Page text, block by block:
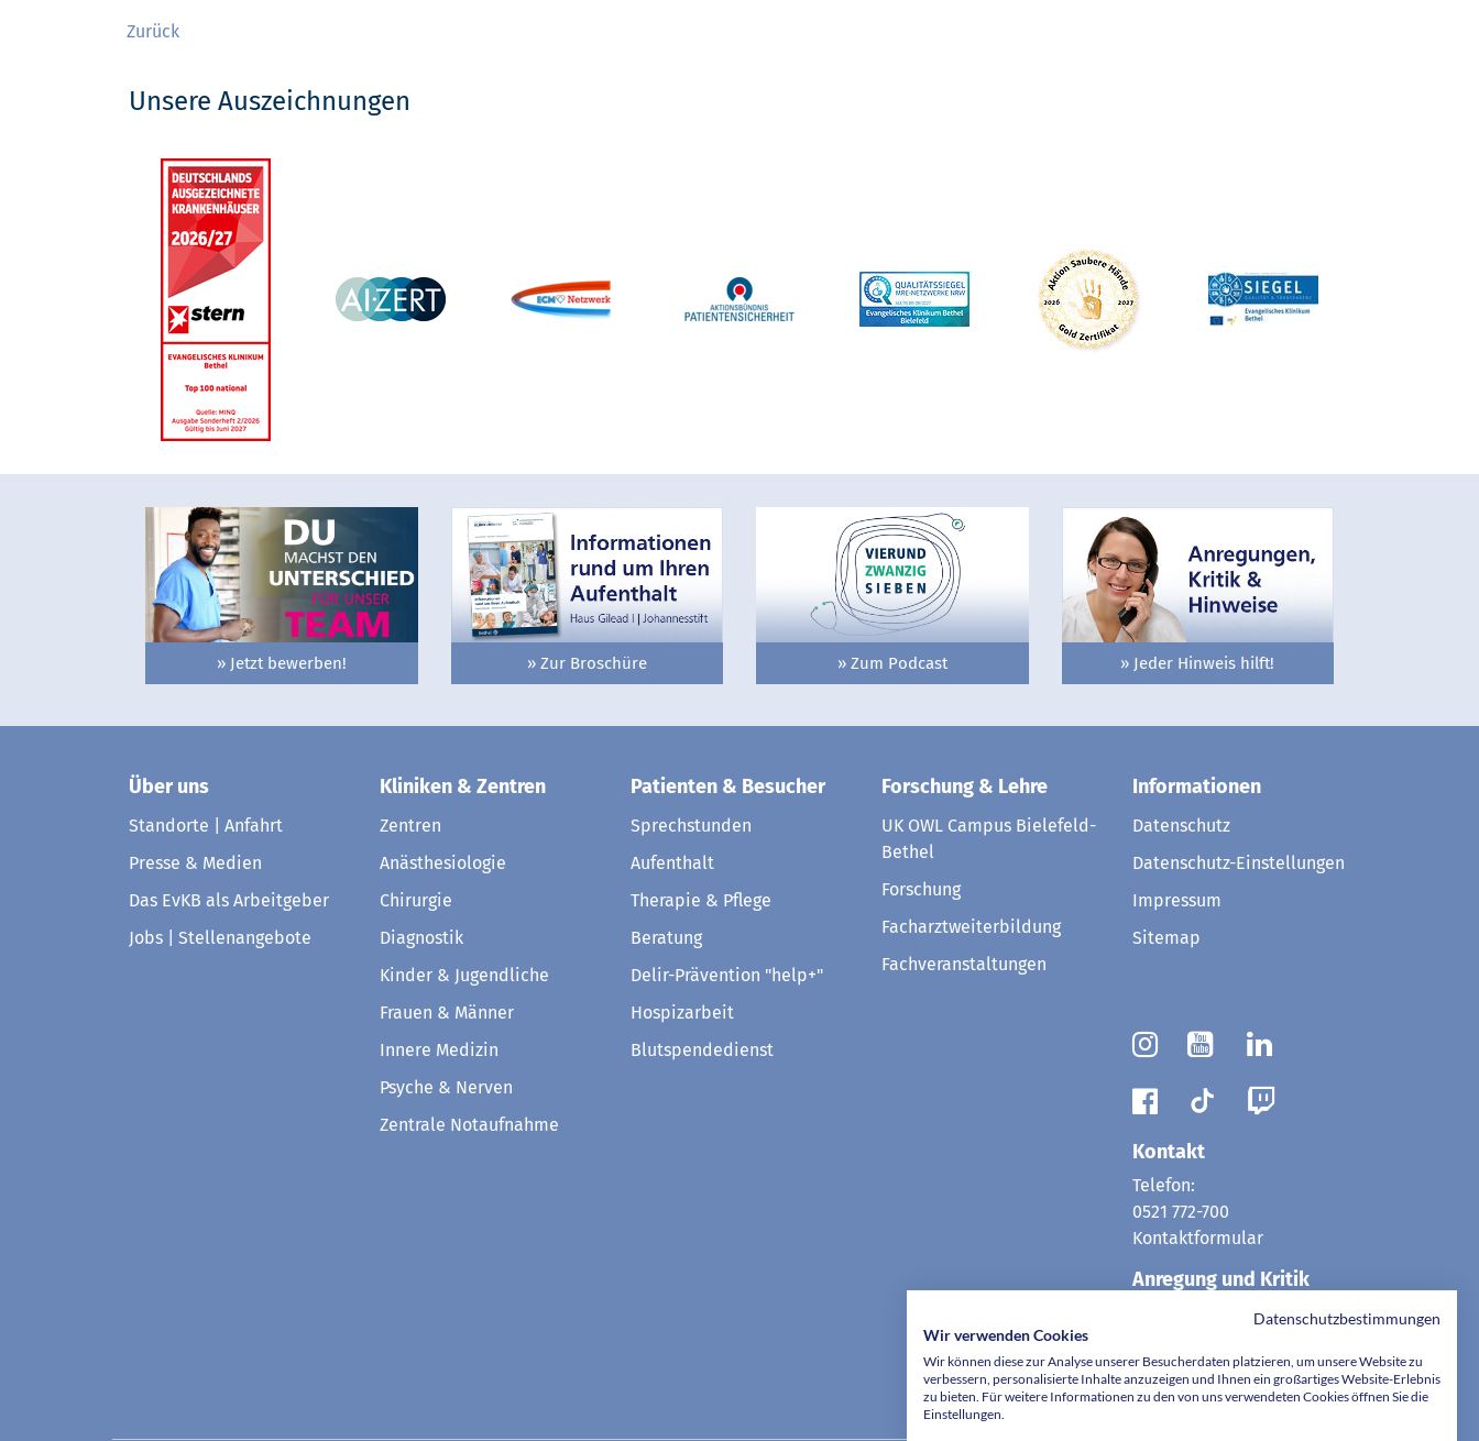
Zurück
Unsere Auszeichnungen
» Jetzt bewerben! » Zur Broschüre » Zum Podcast » Jeder Hinweis hilft!
Über uns
Standorte | Anfahrt
Presse & Medien
Das EvKB als Arbeitgeber
Jobs | Stellenangebote
Kliniken & Zentren
Zentren
Anästhesiologie
Chirurgie
Diagnostik
Kinder & Jugendliche
Frauen & Männer
Innere Medizin
Psyche & Nerven
Zentrale Notaufnahme
Patienten & Besucher
Sprechstunden
Aufenthalt
Therapie & Pflege
Beratung
Delir-Prävention "help+"
Hospizarbeit
Blutspendedienst
Forschung & Lehre
UK OWL Campus Bielefeld-
Bethel
Forschung
Facharztweiterbildung
Fachveranstaltungen
Informationen
Datenschutz
Datenschutz-Einstellungen
Impressum
Sitemap
Kontakt
Telefon:
0521 772-700
Kontaktformular
Anregung und Kritik
E-Mail:
hotline@evkb.de
Datenschutzbestimmungen
Wir verwenden Cookies
Wir können diese zur Analyse unserer Besucherdaten platzieren, um unsere Website zu
verbessern, personalisierte Inhalte anzuzeigen und Ihnen ein großartiges Website-Erlebnis
zu bieten. Für weitere Informationen zu den von uns verwendeten Cookies öffnen Sie die
Einstellungen.